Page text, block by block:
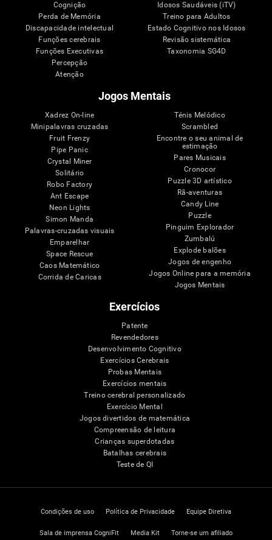
Cognição
Perda de Memória
Discapacidade intelectual
Funções cerebrais
Funções Executivas
Percepção
Atenção
Idosos Saudáveis (iTV)
Treino para Adultos
Estado Cognitivo nos Idosos
Revisão sistemática
Taxonomia SG4D
Jogos Mentais
Xadrez On-line
Minipalavras cruzadas
Fruit Frenzy
Pipe Panic
Crystal Miner
Solitário
Robo Factory
Ant Escape
Neon Lights
Simon Manda
Palavras-cruzadas visuais
Emparelhar
Space Rescue
Caos Matemático
Corrida de Caricas
Ténis Melódico
Scrambled
Encontre o seu animal de
estimação
Pares Musicais
Cronocor
Puzzle 3D artístico
Rã-aventuras
Candy Line
Puzzle
Pinguim Explorador
Zumbalú
Explode balões
Jogos de engenho
Jogos Online para a memória
Jogos Mentais
Exercícios
Patente
Revendedores
Desenvolvimento Cognitivo
Exercícios Cerebrais
Probas Mentais
Exercícios mentais
Treino cerebral personalizado
Exercício Mental
Jogos divertidos de matemática
Compreensão de leitura
Crianças superdotadas
Batalhas cerebrais
Teste de QI
Condições de uso Política de Privacidade Equipe Diretiva
Sala de imprensa CogniFit Media Kit Torne-se um afiliado